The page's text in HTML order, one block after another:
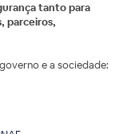
tanto para
parceiros,
e a sociedade: